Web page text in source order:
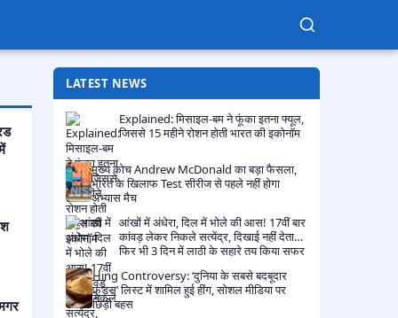
LATEST NEWS
Explained: मिसाइल-बम ने फूंका इतना फ्यूल,
जिससे 15 महीने रोशन होती भारत की इकोनॉम​
मुख्य कोच Andrew McDonald का बड़ा फैसला,
भारत के खिलाफ Test सीरीज से पहले नहीं होगा
अभ्यास मैच​
आंखों में अंधेरा, दिल में भोले की आस! 17वीं बार
कांवड़ लेकर निकले सत्येंद्र, दिखाई नहीं देता…
फिर भी 3 दिन में लाठी के सहारे तय किया सफर​
Hing Controversy: ‘दुनिया के सबसे बदबूदार
फूड्स’ लिस्ट में शामिल हुई हींग, सोशल मीडिया पर
छिड़ी बहस​